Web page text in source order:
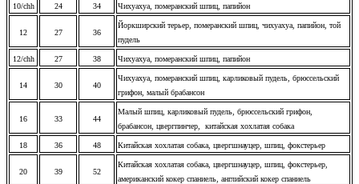
10/chh 24 34 Чихуахуа, померанский шпиц, папийон
12 27 36
Йоркширский терьер, померанский шпиц, чихуахуа, папийон, той
пудель
12/chh 27 38 Чихуахуа, померанский шпиц, папийон
14 30 40
Чихуахуа, померанский шпиц, карликовый пудель, брюссельский
грифон, малый брабансон
16 33 44
Малый шпиц, карликовый пудель, брюссельский грифон,
брабансон, цвергпинчер, китайская хохлатая собака
18 36 48 Китайская хохлатая собака, цвергшнауцер, шпиц, фокстерьер
20 39 52
Китайская хохлатая собака, цвергшнауцер, шпиц, фокстерьер,
американский кокер спаниель, английский кокер спаниель